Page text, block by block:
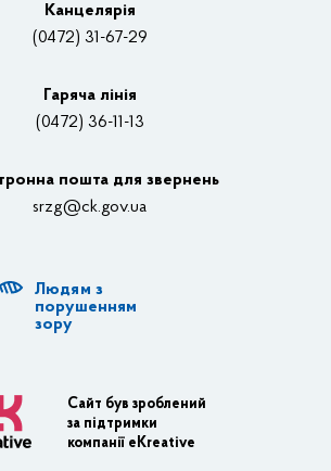
Контакти
Відеотрансляції
підрозділи ОДА
Діяльність ОДА
інфраструктура
Канцелярiя
(0472) 31-67-29
Гаряча лінія
(0472) 36-11-13
пошта для звернень
srzg@ck.gov.ua
Людям з
порушенням
зору
Сайт був зроблений
за підтримки
компанії eKreative